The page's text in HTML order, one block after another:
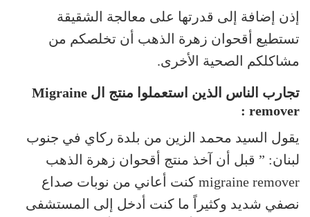
إذن إضافة إلى قدرتها على معالجة الشقيقة
تستطيع أقحوان زهرة الذهب أن تخلصكم من
مشاكلكم الصحية الأخرى.
تجارب الناس الذين استعملوا منتج ال Migraine
remover :
يقول السيد محمد الزين من بلدة ركاي في جنوب
لبنان: ” قبل أن آخذ منتج أقحوان زهرة الذهب
migraine remover كنت أعاني من نوبات صداع
نصفي شديد وكثيراً ما كنت أدخل إلى المستشفى